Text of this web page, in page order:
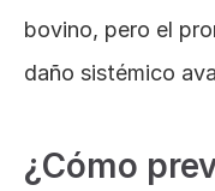
bovino, pero el
daño sistémico
¿Cómo